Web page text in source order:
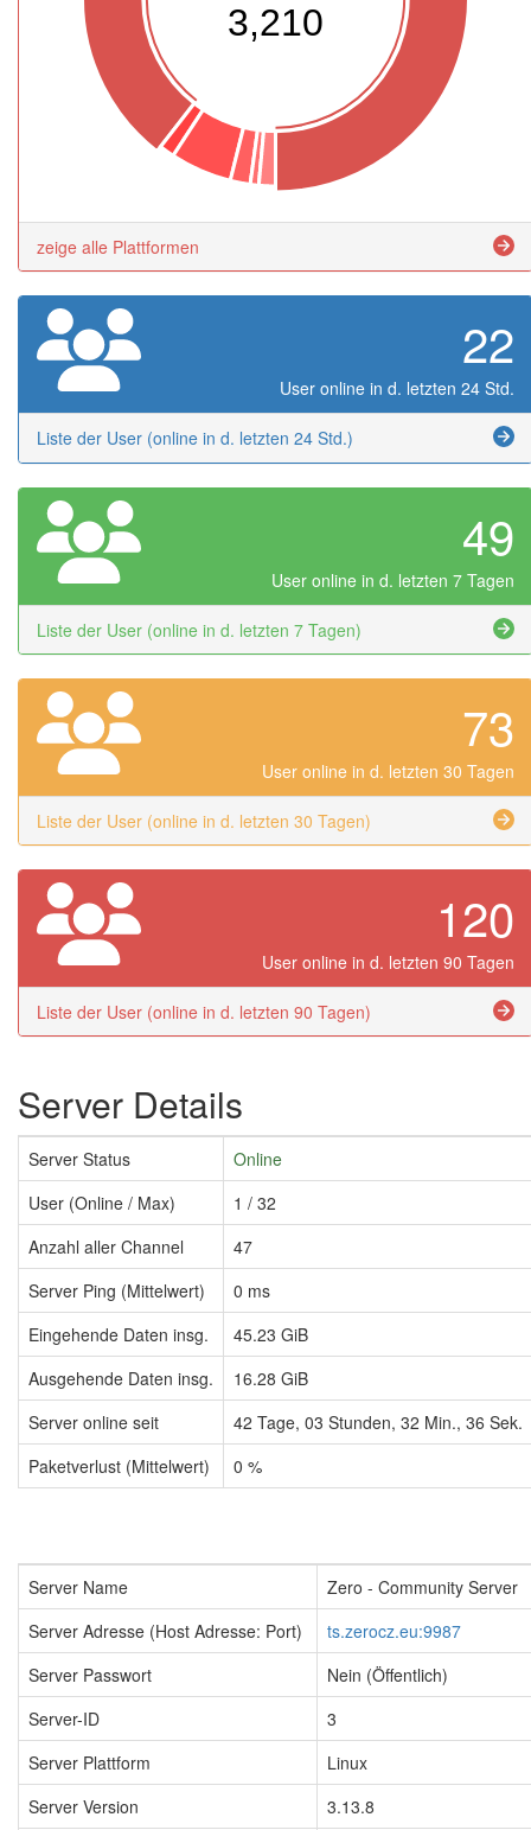
3,210
zeige alle Plattformen
22
User online in d. letzten 24 Std.
Liste der User (online in d. letzten 24 Std.)
49
User online in d. letzten 7 Tagen
Liste der User (online in d. letzten 7 Tagen)
73
User online in d. letzten 30 Tagen
Liste der User (online in d. letzten 30 Tagen)
120
User online in d. letzten 90 Tagen
Liste der User (online in d. letzten 90 Tagen)
Server Details
Server Status
Online
User (Online / Max)
1 / 32
Anzahl aller Channel
47
Server Ping (Mittelwert)
0 ms
Eingehende Daten insg.
45.23 GiB
Ausgehende Daten insg.
16.28 GiB
Server online seit
42 Tage, 03 Stunden, 32 Min., 36 Sek.
Paketverlust (Mittelwert)
0 %
Server Name
Zero - Community Server
Server Adresse (Host Adresse: Port)
ts.zerocz.eu:9987
Server Passwort
Nein (Öffentlich)
Server-ID
3
Server Plattform
Linux
Server Version
3.13.8